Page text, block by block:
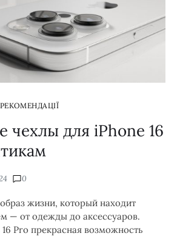
РЕКОМЕНДАЦІЇ
чехлы для iPhone 16
0
жизни, который находит
— от одежды до аксессуаров.
Pro прекрасная возможность